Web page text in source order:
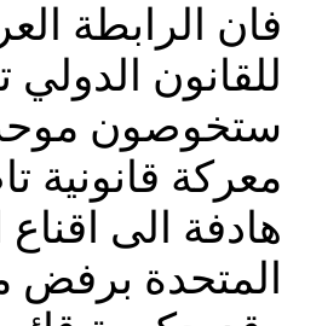
فان الرابطة
للقانون الدولي
ستخوصون
معركة قانونية
هادفة الى اقناع
المتحدة برفض